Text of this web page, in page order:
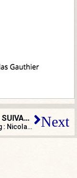
ARTICLE SUIVANT
Cherbourg : Nicolas Conquer, candidat LR-RN, agressé par l’extrême gauche Next